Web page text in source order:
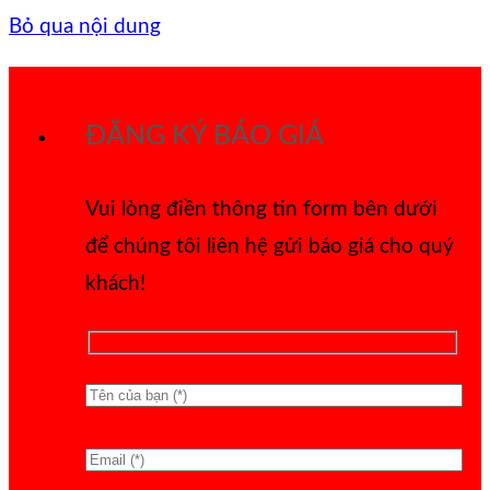
Bỏ qua nội dung
ĐĂNG KÝ BÁO GIÁ
Vui lòng điền thông tin form bên dưới
để chúng tôi liên hệ gửi báo giá cho quý
khách!